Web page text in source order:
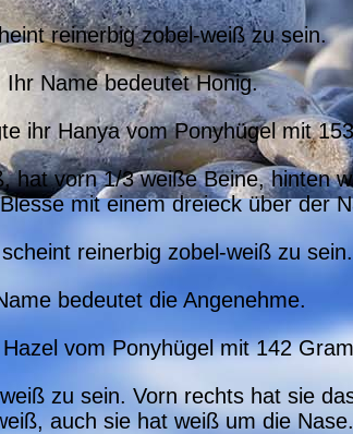
reinerbig zobel-weiß zu sein.
Ihr Name bedeutet Honig.
ihr Hanya vom Ponyhügel mit
hat vorn 1/3 weiße Beine, hinten
mit einem dreieck über der
reinerbig zobel-weiß zu sein.
bedeutet die Angenehme.
vom Ponyhügel mit 142
zu sein. Vorn rechts hat sie
auch sie hat weiß um die Nase.